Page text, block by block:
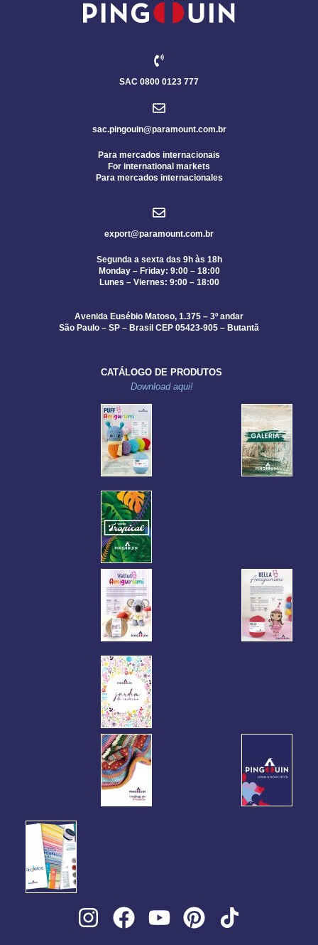
SAC 0800 0123 777
sac.pingouin@paramount.com.br
Para mercados internacionais
For international markets
Para mercados internacionales
export@paramount.com.br
Segunda a sexta das 9h às 18h
Monday – Friday: 9:00 – 18:00
Lunes – Viernes: 9:00 – 18:00
Avenida Eusébio Matoso, 1.375 – 3º andar
São Paulo – SP – Brasil CEP 05423-905 – Butantã
CATÁLOGO DE PRODUTOS
Download aqui!